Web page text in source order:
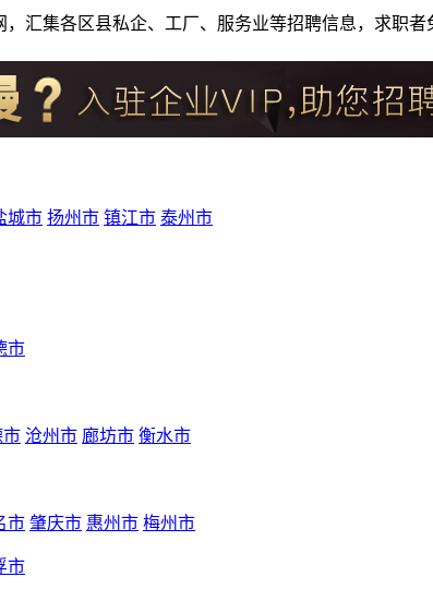
汇集各区县私企、工厂、服务业等招聘信息，求职
城市 扬州市 镇江市 泰州市
市
市 沧州市 廊坊市 衡水市
市 肇庆市 惠州市 梅州市
市